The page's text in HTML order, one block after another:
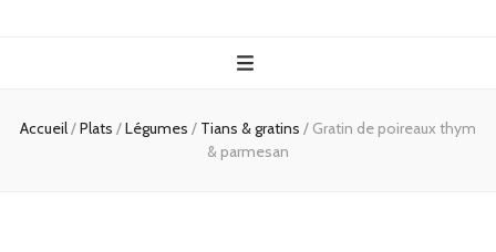
Serviettes
Accueil/Plats /Légumes / Tians & gratins / Gratin de poireaux thym
& parmesan